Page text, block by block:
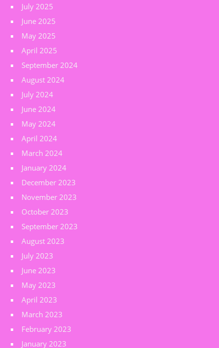
July 2025
June 2025
May 2025
April 2025
September 2024
August 2024
July 2024
June 2024
May 2024
April 2024
March 2024
January 2024
December 2023
November 2023
October 2023
September 2023
August 2023
July 2023
June 2023
May 2023
April 2023
March 2023
February 2023
January 2023